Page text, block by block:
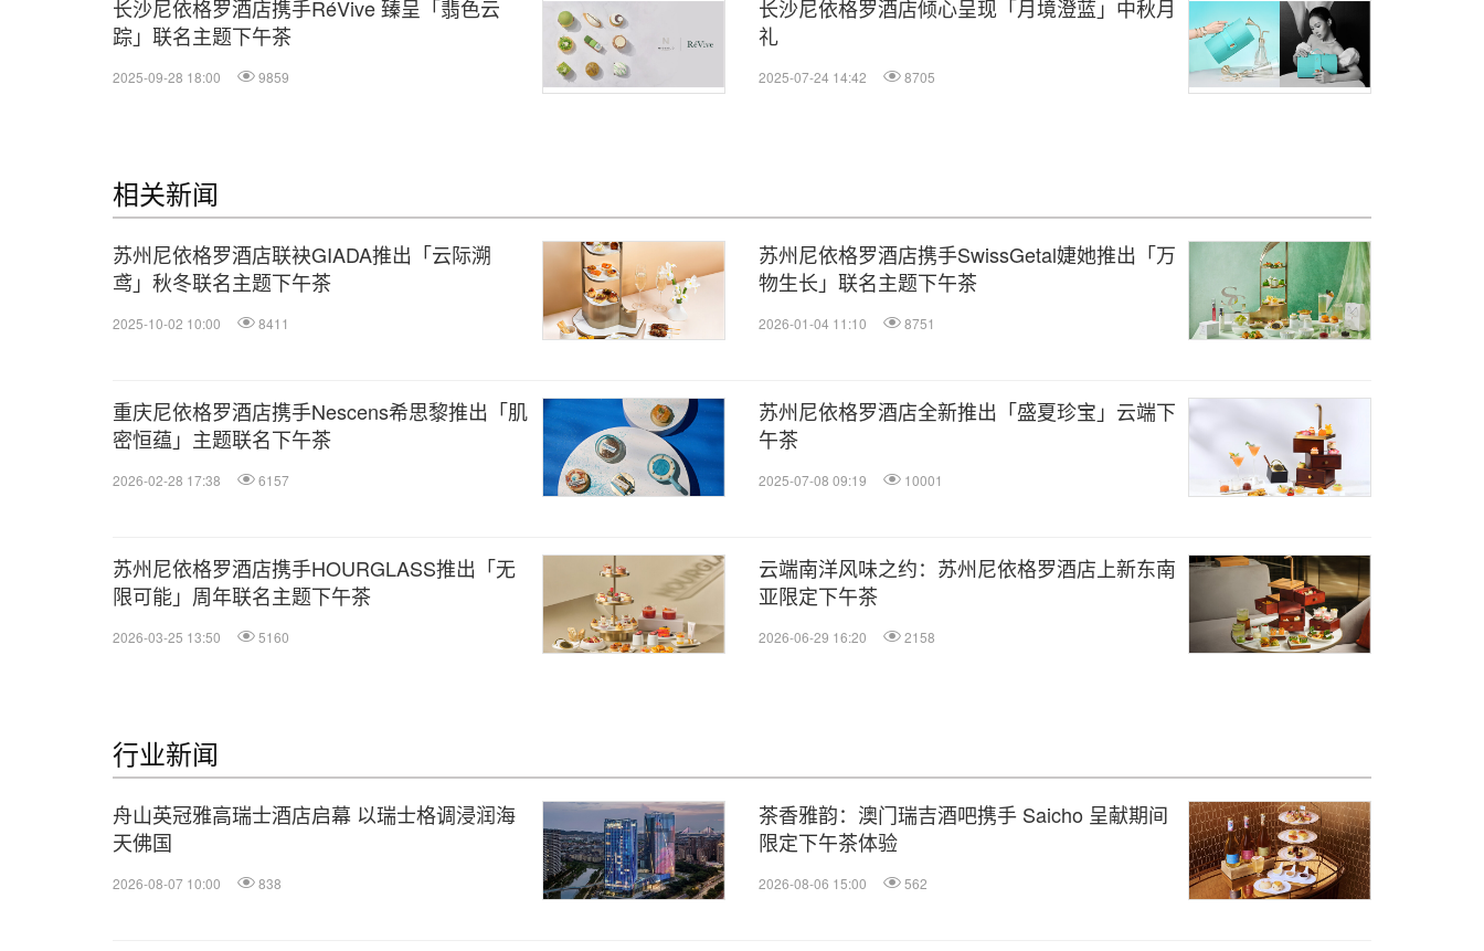
长沙尼依格罗酒店携手RéVive 臻呈「翡色云
踪」联名主题下午茶
2025-09-28 18:00 9859
长沙尼依格罗酒店倾心呈现「月境澄蓝」中秋月
礼
2025-07-24 14:42 8705
相关新闻
苏州尼依格罗酒店联袂GIADA推出「云际溯
鸢」秋冬联名主题下午茶
2025-10-02 10:00 8411
苏州尼依格罗酒店携手SwissGetal婕她推出「万
物生长」联名主题下午茶
2026-01-04 11:10 8751
重庆尼依格罗酒店携手Nescens希思黎推出「肌
密恒蕴」主题联名下午茶
2026-02-28 17:38 6157
苏州尼依格罗酒店全新推出「盛夏珍宝」云端下
午茶
2025-07-08 09:19 10001
苏州尼依格罗酒店携手HOURGLASS推出「无
限可能」周年联名主题下午茶
2026-03-25 13:50 5160
云端南洋风味之约：苏州尼依格罗酒店上新东南
亚限定下午茶
2026-06-29 16:20 2158
行业新闻
舟山英冠雅高瑞士酒店启幕 以瑞士格调浸润海
天佛国
2026-08-07 10:00 838
茶香雅韵：澳门瑞吉酒吧携手 Saicho 呈献期间
限定下午茶体验
2026-08-06 15:00 562